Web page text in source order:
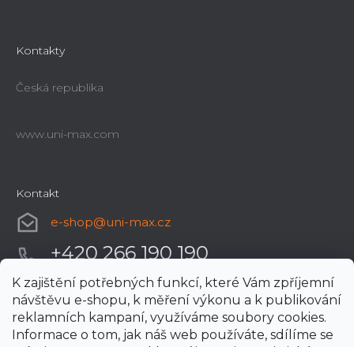
K zajištění potřebných funkcí, které Vám zpříjemní
návštěvu e-shopu, k měření výkonu a k publikování
reklamních kampaní, využíváme soubory cookies.
Informace o tom, jak náš web používáte, sdílíme se
Kontakty
Česká republika
www.uni-max.com
Kontakt
e-shop@uni-max.cz
+420 266 190 190